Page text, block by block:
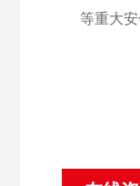
等重大